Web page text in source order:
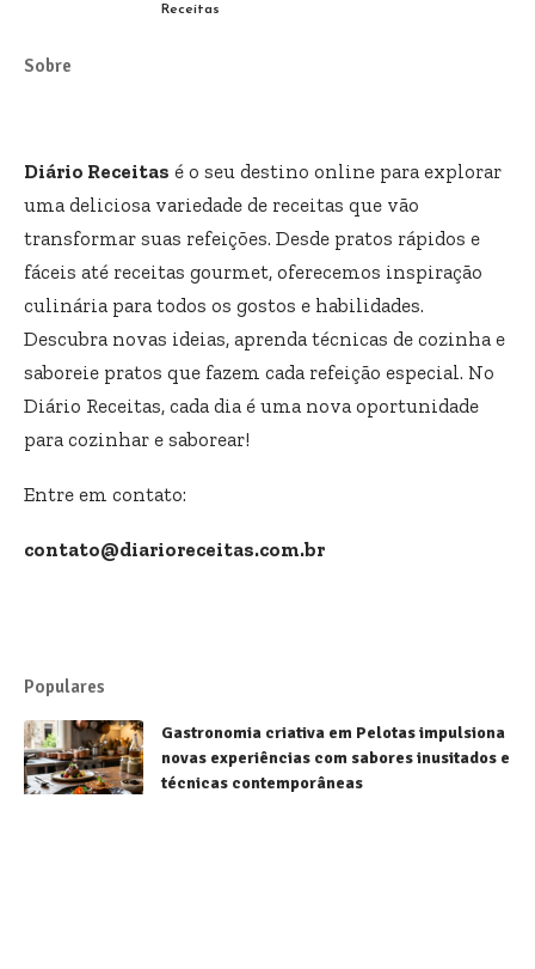
Receitas
Sobre
Diário Receitas é o seu destino online para explorar
uma deliciosa variedade de receitas que vão
transformar suas refeições. Desde pratos rápidos e
fáceis até receitas gourmet, oferecemos inspiração
culinária para todos os gostos e habilidades.
Descubra novas ideias, aprenda técnicas de cozinha e
saboreie pratos que fazem cada refeição especial. No
Diário Receitas, cada dia é uma nova oportunidade
para cozinhar e saborear!
Entre em contato:
contato@diarioreceitas.com.br
Populares
Gastronomia criativa em Pelotas impulsiona
novas experiências com sabores inusitados e
técnicas contemporâneas